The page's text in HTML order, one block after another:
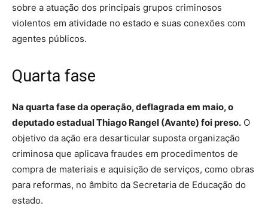
sobre a atuação dos principais grupos criminosos
violentos em atividade no estado e suas conexões com
agentes públicos.
Quarta fase
Na quarta fase da operação, deflagrada em maio, o
deputado estadual Thiago Rangel (Avante) foi preso. O
objetivo da ação era desarticular suposta organização
criminosa que aplicava fraudes em procedimentos de
compra de materiais e aquisição de serviços, como obras
para reformas, no âmbito da Secretaria de Educação do
estado.